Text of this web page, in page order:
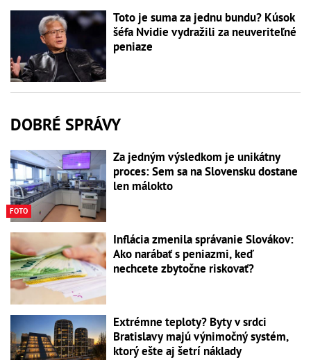
Toto je suma za jednu bundu? Kúsok
šéfa Nvidie vydražili za neuveriteľné
peniaze
DOBRÉ SPRÁVY
FOTO
Za jedným výsledkom je unikátny
proces: Sem sa na Slovensku dostane
len málokto
Inflácia zmenila správanie Slovákov:
Ako narábať s peniazmi, keď
nechcete zbytočne riskovať?
Extrémne teploty? Byty v srdci
Bratislavy majú výnimočný systém,
ktorý ešte aj šetrí náklady